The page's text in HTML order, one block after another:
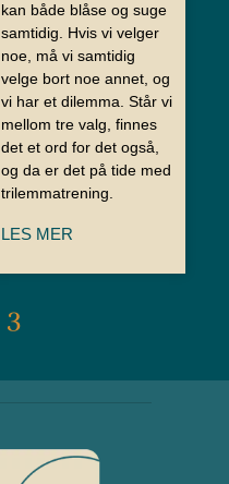
kan både blåse og suge
samtidig. Hvis vi velger
noe, må vi samtidig
velge bort noe annet, og
vi har et dilemma. Står vi
mellom tre valg, finnes
det et ord for det også,
og da er det på tide med
trilemmatrening.
LES MER
3